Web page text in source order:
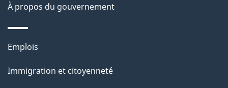
n
s
r
c
À propos du gouvernement
Thèmes
sujets
Emplois
Immigration et citoyenneté